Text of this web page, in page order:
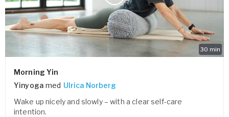
30 min
Morning Yin
Yinyoga med Ulrica Norberg
Wake up nicely and slowly – with a clear self-care
intention.